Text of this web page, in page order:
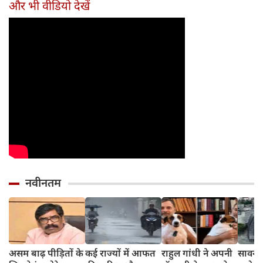
नए नियम जान लें
पत्नी
और भी वीडियो देखें
नवीनतम
असम बाढ़ पीड़ितों केकई राज्यों में आफत राहुल गांधी ने अपनी सावन